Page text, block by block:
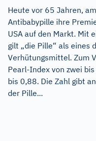
Heute vor 65 Jahren,
Antibabypille ihre
USA auf den Markt. Mit
gilt „die Pille“ als eines
Verhütungsmittel. Zum
Pearl-Index von zwei
bis 0,88. Die Zahl gibt
der Pille...